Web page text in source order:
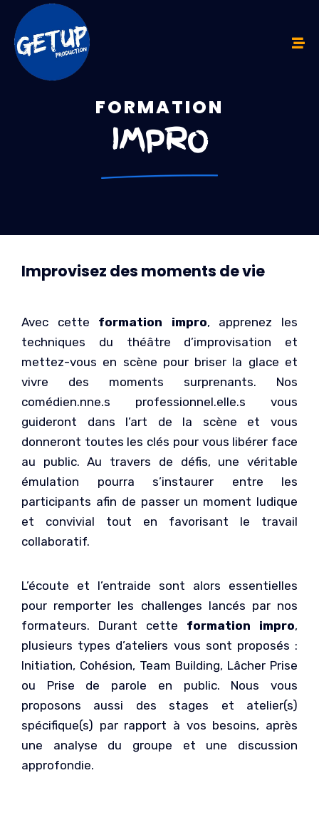
Formation impro
FORMATION
IMPRO
Improvisez des moments de vie
Avec cette formation impro, apprenez les
techniques du théâtre d’improvisation et
mettez-vous en scène pour briser la glace et
vivre des moments surprenants. Nos
comédien.nne.s professionnel.elle.s vous
guideront dans l’art de la scène et vous
donneront toutes les clés pour vous libérer face
au public. Au travers de défis, une véritable
émulation pourra s’instaurer entre les
participants afin de passer un moment ludique
et convivial tout en favorisant le travail
collaboratif.
L’écoute et l’entraide sont alors essentielles
pour remporter les challenges lancés par nos
formateurs. Durant cette formation impro,
plusieurs types d’ateliers vous sont proposés :
Initiation, Cohésion, Team Building, Lâcher Prise
ou Prise de parole en public. Nous vous
proposons aussi des stages et atelier(s)
spécifique(s) par rapport à vos besoins, après
une analyse du groupe et une discussion
approfondie.